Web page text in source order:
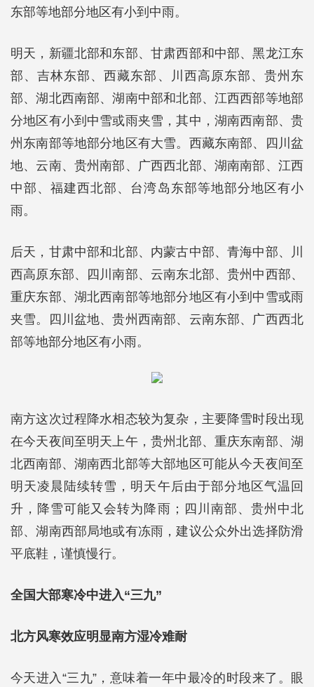
东部等地部分地区有小到中雨。
明天，新疆北部和东部、甘肃西部和中部、黑龙江东
部、吉林东部、西藏东部、川西高原东部、贵州东
部、湖北西南部、湖南中部和北部、江西西部等地部
分地区有小到中雪或雨夹雪，其中，湖南西南部、贵
州东南部等地部分地区有大雪。西藏东南部、四川盆
地、云南、贵州南部、广西西北部、湖南南部、江西
中部、福建西北部、台湾岛东部等地部分地区有小
雨。
后天，甘肃中部和北部、内蒙古中部、青海中部、川
西高原东部、四川南部、云南东北部、贵州中西部、
重庆东部、湖北西南部等地部分地区有小到中雪或雨
夹雪。四川盆地、贵州西南部、云南东部、广西西北
部等地部分地区有小雨。
南方这次过程降水相态较为复杂，主要降雪时段出现
在今天夜间至明天上午，贵州北部、重庆东南部、湖
北西南部、湖南西北部等大部地区可能从今天夜间至
明天凌晨陆续转雪，明天午后由于部分地区气温回
升，降雪可能又会转为降雨；四川南部、贵州中北
部、湖南西部局地或有冻雨，建议公众外出选择防滑
平底鞋，谨慎慢行。
全国大部寒冷中进入“三九”
北方风寒效应明显南方湿冷难耐
今天进入“三九”，意味着一年中最冷的时段来了。眼